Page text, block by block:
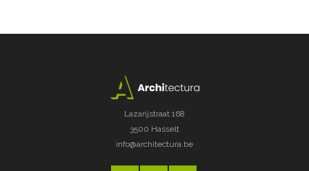
Lazarijstraat 168
3500 Hasselt
info@architectura.be